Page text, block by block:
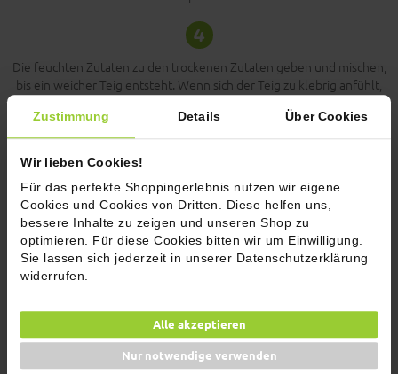
Zustimmung Details Über Cookies
Wir lieben Cookies!
Für das perfekte Shoppingerlebnis nutzen wir eigene
Cookies und Cookies von Dritten. Diese helfen uns,
bessere Inhalte zu zeigen und unseren Shop zu
optimieren. Für diese Cookies bitten wir um Einwilligung.
Sie lassen sich jederzeit in unserer Datenschutzerklärung
widerrufen.
Alle akzeptieren
Nur notwendige verwenden
4
Die feuchten Zutaten zu den trockenen Zutaten geben und mischen,
bis ein weicher Teig entsteht. Wenn sich der Teig zu klebrig anfühlt,
etwas mehr Mehl hinzufügen; wenn er zu trocken ist, einen Spritzer
Pflanzenmilch hinzufügen.
Die Arbeitsfläche bemehlen und den Teig etwa 0,8 cm dick ausrollen
und mit den Plätzchenformen ausstechen.
6
Die Plätzchen auf dem Blech etwa 10-12 Minuten backen oder bis die
bleiben).
7